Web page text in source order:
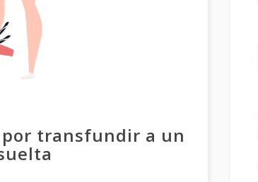
por transfundir a un